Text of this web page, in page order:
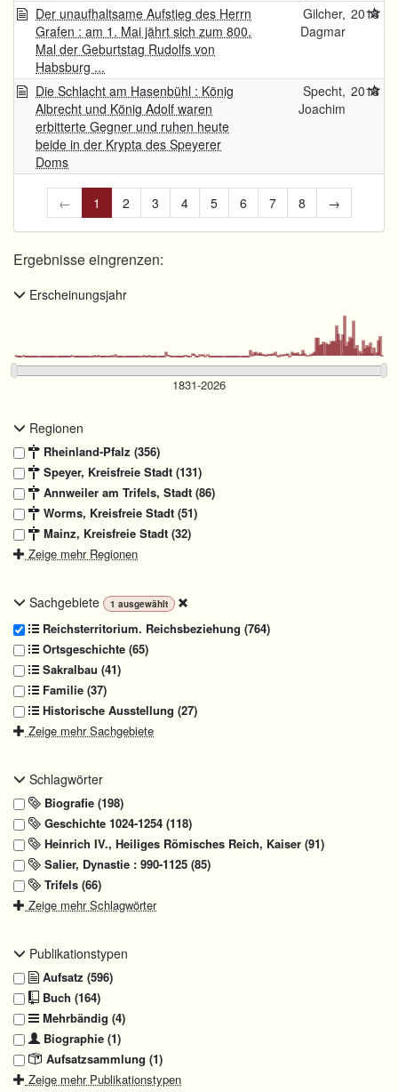
Der unaufhaltsame Aufstieg des Herrn
Grafen : am 1. Mai jährt sich zum 800.
Mal der Geburtstag Rudolfs von
Habsburg ...
Gilcher,
Dagmar
2018
Die Schlacht am Hasenbühl : König
Albrecht und König Adolf waren
erbitterte Gegner und ruhen heute
beide in der Krypta des Speyerer
Doms
Specht,
Joachim
2018
← 1 2 3 4 5 6 7 8 →
Ergebnisse eingrenzen:
Erscheinungsjahr
Regionen
Rheinland-Pfalz (356)
Speyer, Kreisfreie Stadt (131)
Annweiler am Trifels, Stadt (86)
Worms, Kreisfreie Stadt (51)
Mainz, Kreisfreie Stadt (32)
Zeige mehr Regionen
Sachgebiete 1 ausgewählt
Reichsterritorium. Reichsbeziehung (764)
Ortsgeschichte (65)
Sakralbau (41)
Familie (37)
Historische Ausstellung (27)
Zeige mehr Sachgebiete
Schlagwörter
Biografie (198)
Geschichte 1024-1254 (118)
Heinrich IV., Heiliges Römisches Reich, Kaiser (91)
Salier, Dynastie : 990-1125 (85)
Trifels (66)
Zeige mehr Schlagwörter
Publikationstypen
Aufsatz (596)
Buch (164)
Mehrbändig (4)
Biographie (1)
Aufsatzsammlung (1)
Zeige mehr Publikationstypen